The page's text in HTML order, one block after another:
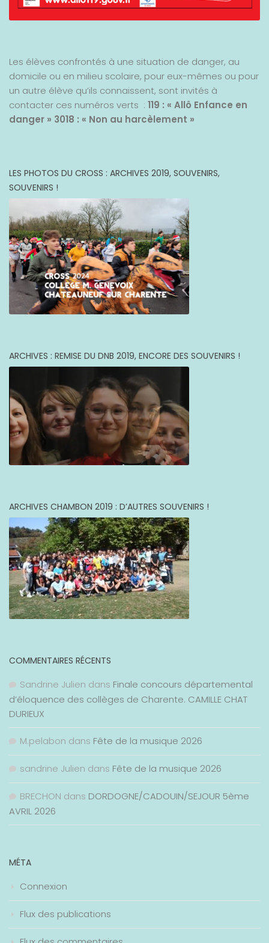
Les élèves confrontés à une situation de danger, au
domicile ou en milieu scolaire, pour eux-mêmes ou pour
un autre élève qu’ils connaissent, sont invités à
contacter ces numéros verts : 119 : « Allô Enfance en
danger » 3018 : « Non au harcèlement »
LES PHOTOS DU CROSS : ARCHIVES 2019, SOUVENIRS,
SOUVENIRS !
ARCHIVES : REMISE DU DNB 2019, ENCORE DES SOUVENIRS !
ARCHIVES CHAMBON 2019 : D’AUTRES SOUVENIRS !
COMMENTAIRES RÉCENTS
Sandrine Julien dans Finale concours départemental
d’éloquence des collèges de Charente. CAMILLE CHAT
DURIEUX
M.pelabon dans Fête de la musique 2026
sandrine Julien dans Fête de la musique 2026
BRECHON dans DORDOGNE/CADOUIN/SEJOUR 5ème
AVRIL 2026
MÉTA
Connexion
Flux des publications